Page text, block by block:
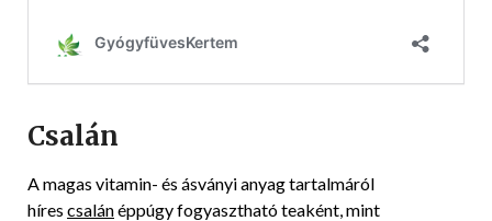
Csalán
A magas vitamin- és ásványi anyag tartalmáról
híres csalánéppúgy fogyasztható teaként, mint